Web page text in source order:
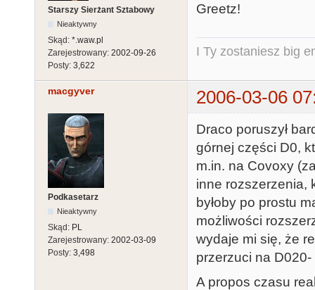
Starszy Sierżant Sztabowy
Nieaktywny
Skąd: *.waw.pl
Zarejestrowany: 2002-09-26
Posty: 3,622
Greetz!
I Ty zostaniesz big
macgyver 2006-03-06
Podkasetarz
Nieaktywny
Skąd: PL
Zarejestrowany: 2002-03-09
Posty: 3,498
Draco poruszył
górnej części D0,
m.in. na Covoxy
inne rozszerzenia,
byłoby po prostu
możliwości
wydaje mi się, że
przerzuci na
A propos czasu